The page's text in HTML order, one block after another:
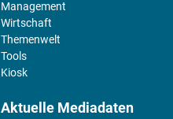
Management
Wirtschaft
Themenwelt
Tools
Kiosk
Aktuelle Mediadaten